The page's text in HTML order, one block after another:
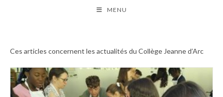
MENU
Ces articles concernent les actualités du Collège Jeanne d’Arc